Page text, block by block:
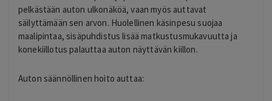
pelkästään auton ulkonäköä, vaan myös auttavat
säilyttämään sen arvon. Huolellinen käsinpesu suojaa
maalipintaa, sisäpuhdistus lisää matkustusmukavuutta ja
konekiillotus palauttaa auton näyttävän kiillon.
Auton säännöllinen hoito auttaa: